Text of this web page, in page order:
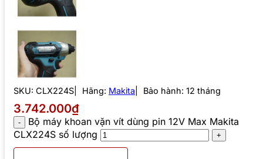
SKU: CLX224S Hãng: Makita Bảo hành: 12 tháng
3.742.000₫
Bộ máy khoan vặn vít dùng pin 12V Max Makita
CLX224S số lượng